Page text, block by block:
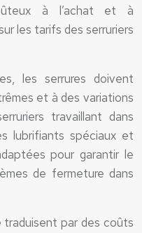
à l’achat et à
les tarifs des serruriers
les serrures doivent
et à des variations
travaillant dans
lubrifiants spéciaux et
pour garantir le
de fermeture dans
par des coûts